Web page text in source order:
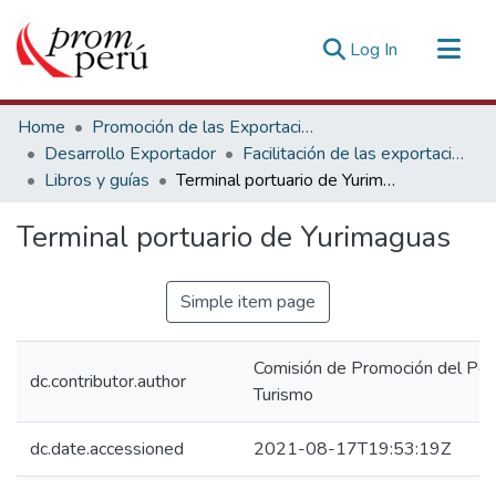
Log In (current)
Communities & Collections
All of DSpace
Statistics
Home
Promoción de las Exportaciones
Desarrollo Exportador
Facilitación de las exportaciones
Libros y guías
Terminal portuario de Yurimaguas
Terminal portuario de Yurimaguas
Simple item page
dc.contributor.author
Comisión de Promoción del
Turismo
dc.date.accessioned 2021-08-17T19:53:19Z